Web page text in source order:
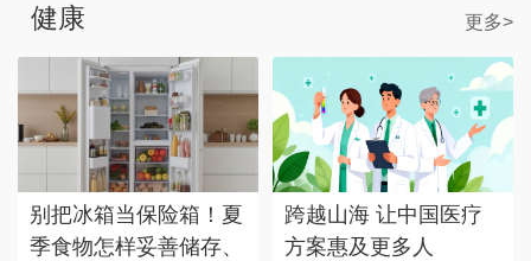
健康 更多>
别把冰箱当保险箱！夏
季食物怎样妥善储存、
跨越山海 让中国医疗
方案惠及更多人